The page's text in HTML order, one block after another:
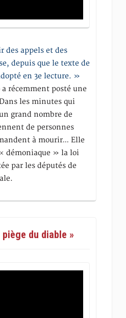
des appels et des
depuis que le texte de
en 3e lecture. »
récemment posté une
les minutes qui
grand nombre de
de personnes
à mourir… Elle
démoniaque » la loi
par les députés de
du diable »